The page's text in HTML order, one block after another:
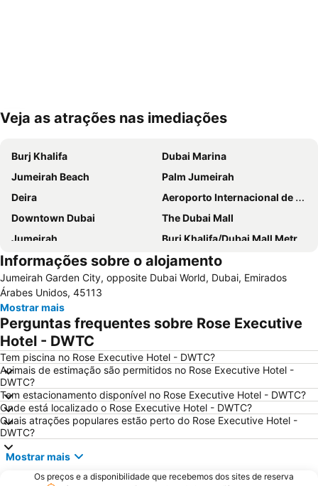
Ampliar mapa
Veja as atrações nas imediações
Burj Khalifa
Dubai Marina
Jumeirah Beach
Palm Jumeirah
Deira
Aeroporto Internacional de Dubai
Downtown Dubai
The Dubai Mall
Jumeirah
Burj Khalifa/Dubai Mall Metro Station
Dubai World Trade Centre
Al Barsha Dubai
Business Bay
Dubai Festival City
Deira City Centre Metro Station
Deira City Center Mall
Jumeirah Beach Residence
Bur Dubai
Dubai Metro
Al Rigga
GULFOOD EXHIBITION
Airport Terminal 3 Metro Station
Al Qusais
Sharjah City Center
Jumeirah Emirates Towers
DMCC Metro Station
Informações sobre o alojamento
Jumeirah Garden City, opposite Dubai World, Dubai, Emirados
Árabes Unidos, 45113
Mostrar mais
Perguntas frequentes sobre Rose Executive
Hotel - DWTC
Tem piscina no Rose Executive Hotel - DWTC?
Animais de estimação são permitidos no Rose Executive Hotel -
DWTC?
Tem estacionamento disponível no Rose Executive Hotel - DWTC?
Onde está localizado o Rose Executive Hotel - DWTC?
Quais atrações populares estão perto do Rose Executive Hotel -
DWTC?
Mostrar mais
Os preços e a disponibilidade que recebemos dos sites de reserva